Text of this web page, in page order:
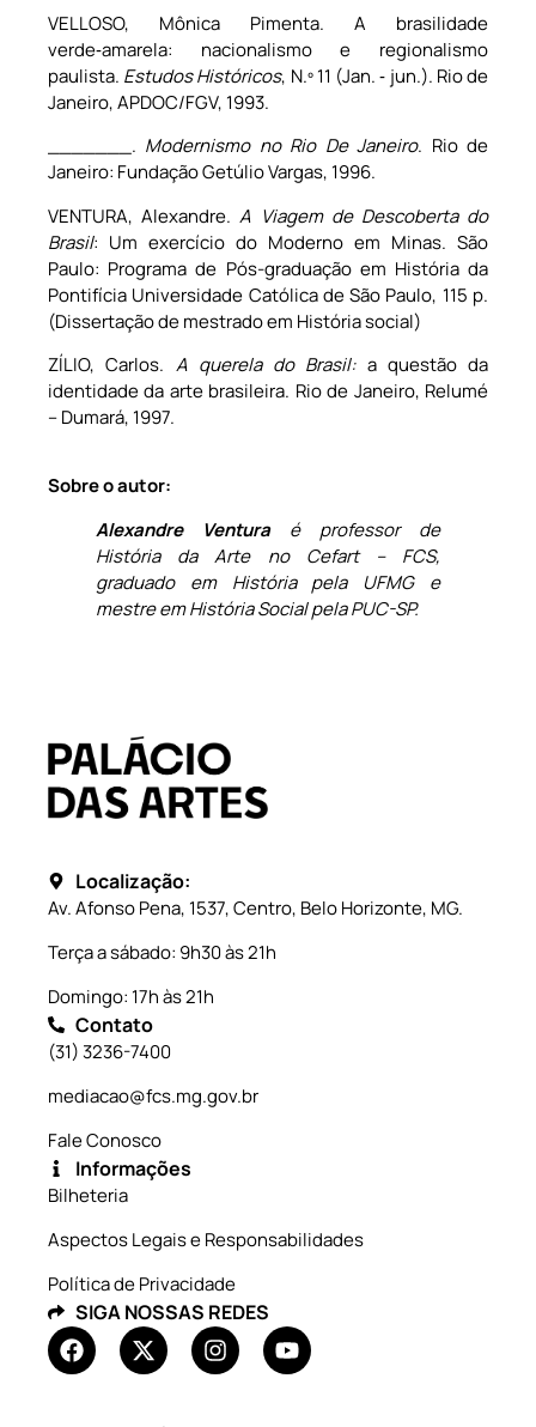
VELLOSO, Mônica Pimenta. A brasilidade
verde‑amarela: nacionalismo e regionalismo
paulista. Estudos Históricos, N.º 11 (Jan. ‑ jun.). Rio de
Janeiro, APDOC/FGV, 1993.
_______. Modernismo no Rio De Janeiro. Rio de
Janeiro: Fundação Getúlio Vargas, 1996.
VENTURA, Alexandre.A Viagem de Descoberta do
Brasil: Um exercício do Moderno em Minas. São
Paulo: Programa de Pós-graduação em História da
Pontifícia Universidade Católica de São Paulo, 115 p.
(Dissertação de mestrado em História social)
ZÍLIO, Carlos. A querela do Brasil: a questão da
identidade da arte brasileira. Rio de Janeiro, Relumé
– Dumará, 1997.
Sobre o autor:
Alexandre Venturaé professor de
História da Arte no Cefart – FCS,
graduado em História pela UFMG e
mestre em História Social pela PUC-SP.
Localização:
Av. Afonso Pena, 1537, Centro, Belo Horizonte, MG.
Terça a sábado: 9h30 às 21h
Domingo: 17h às 21h
Contato
(31) 3236-7400
mediacao@fcs.mg.gov.br
Fale Conosco
Informações
Bilheteria
Aspectos Legais e Responsabilidades
Política de Privacidade
SIGA NOSSAS REDES